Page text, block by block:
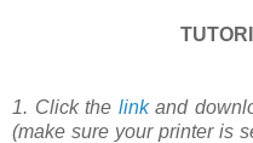
1. Click the linkand
(make sure your printer is